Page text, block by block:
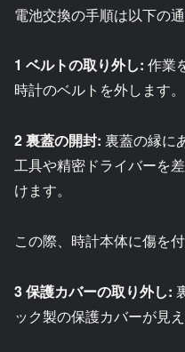
電池交換の手順は以下の通
1 ベルトの取り外し: 作業
時計のベルトを外します。
2 裏蓋の開封: 裏蓋の縁に
工具や精密ドライバーを
けます。
この際、時計本体に傷を
3 保護カバーの取り外し:
ック製の保護カバーが見え